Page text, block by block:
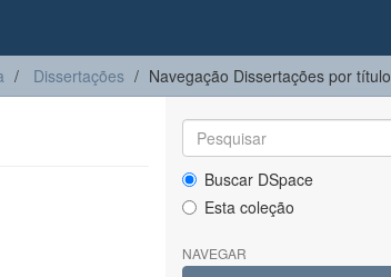
Dissertações Navegação Dissertações por título
Buscar DSpace
Esta coleção
NAVEGAR